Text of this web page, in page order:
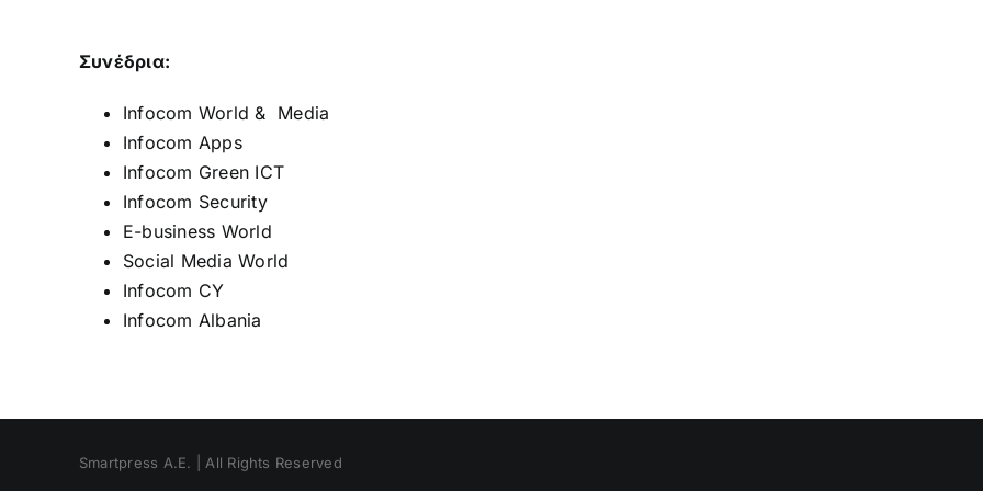
Συνέδρια:
Infocom World & Media
Infocom Apps
Infocom Green ICT
Infocom Security
E-business World
Social Media World
Infocom CY
Infocom Albania
Smartpress A.E. | All Rights Reserved